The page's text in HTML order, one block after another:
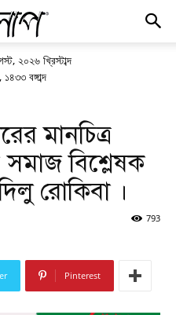
২০২৬ খ্রিস্টাব্দ
বঙ্গাব্দ
মানচিত্র
সমাজ বিশ্লেষক
রোকিবা ।
793
Pinterest